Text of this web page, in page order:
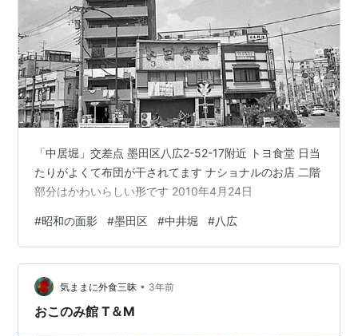
「中居堀」交差点 墨田区八広2-52-17附近 トヨ食堂 日当
たりがよくて布団が干されてます ナショナルのお店 二階
部分はかわいらしい形です 2010年4月24日
#昭和の面影 #墨田区 #中井堀 #八広
気ままに外食三昧 • 3年前
おこのみ館 T＆M